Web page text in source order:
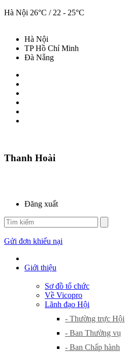
Hà Nội 26°C / 22 - 25°C
Hà Nội
TP Hồ Chí Minh
Đà Nẵng
Thanh Hoài
Đăng xuất
Gửi đơn khiếu nại
Giới thiệu
Sơ đồ tổ chức
Về Vicopro
Lãnh đạo Hội
- Thường trực Hội
- Ban Thường vụ
- Ban Chấp hành